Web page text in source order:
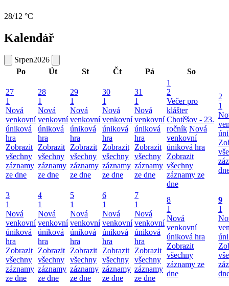
28/12 °C
Kalendář
Srpen2026
Po
Út St Čt Pá So
27
1
Nová
venkovní
úniková
hra
Zobrazit
všechny
záznamy
ze dne
28
1
Nová
venkovní
úniková
hra
Zobrazit
všechny
záznamy
ze dne
29
1
Nová
venkovní
úniková
hra
Zobrazit
všechny
záznamy
ze dne
30
1
Nová
venkovní
úniková
hra
Zobrazit
všechny
záznamy
ze dne
31
1
Nová
venkovní
úniková
hra
Zobrazit
všechny
záznamy
ze dne
1
2
Večer pro
klášter
Chotěšov - 23.
ročník Nová
venkovní
úniková hra
Zobrazit
všechny
záznamy ze
dne
2
1
3
1
Nová
venkovní
úniková
hra
Zobrazit
všechny
záznamy
ze dne
4
1
Nová
venkovní
úniková
hra
Zobrazit
všechny
záznamy
ze dne
5
1
Nová
venkovní
úniková
hra
Zobrazit
všechny
záznamy
ze dne
6
1
Nová
venkovní
úniková
hra
Zobrazit
všechny
záznamy
ze dne
7
1
Nová
venkovní
úniková
hra
Zobrazit
všechny
záznamy
ze dne
8
1
Nová
venkovní
úniková hra
Zobrazit
všechny
záznamy ze
dne
9
1